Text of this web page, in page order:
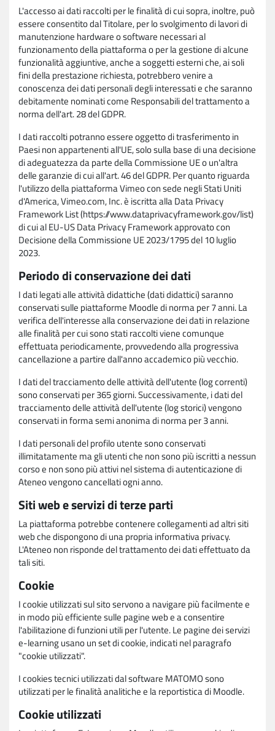
L'accesso ai dati raccolti per le finalità di cui sopra, inoltre, può
essere consentito dal Titolare, per lo svolgimento di lavori di
manutenzione hardware o software necessari al
funzionamento della piattaforma o per la gestione di alcune
funzionalità aggiuntive, anche a soggetti esterni che, ai soli
fini della prestazione richiesta, potrebbero venire a
conoscenza dei dati personali degli interessati e che saranno
debitamente nominati come Responsabili del trattamento a
norma dell'art. 28 del GDPR.
I dati raccolti potranno essere oggetto di trasferimento in
Paesi non appartenenti all'UE, solo sulla base di una decisione
di adeguatezza da parte della Commissione UE o un'altra
delle garanzie di cui all'art. 46 del GDPR. Per quanto riguarda
l'utilizzo della piattaforma Vimeo con sede negli Stati Uniti
d'America, Vimeo.com, Inc. è iscritta alla Data Privacy
Framework List (https://www.dataprivacyframework.gov/list)
di cui al EU-US Data Privacy Framework approvato con
Decisione della Commissione UE 2023/1795 del 10 luglio
2023.
Periodo di conservazione dei dati
I dati legati alle attività didattiche (dati didattici) saranno
conservati sulle piattaforme Moodle di norma per 7 anni. La
verifica dell'interesse alla conservazione dei dati in relazione
alle finalità per cui sono stati raccolti viene comunque
effettuata periodicamente, provvedendo alla progressiva
cancellazione a partire dall'anno accademico più vecchio.
I dati del tracciamento delle attività dell'utente (log correnti)
sono conservati per 365 giorni. Successivamente, i dati del
tracciamento delle attività dell'utente (log storici) vengono
conservati in forma semi anonima di norma per 3 anni.
I dati personali del profilo utente sono conservati
illimitatamente ma gli utenti che non sono più iscritti a nessun
corso e non sono più attivi nel sistema di autenticazione di
Ateneo vengono cancellati ogni anno.
Siti web e servizi di terze parti
La piattaforma potrebbe contenere collegamenti ad altri siti
web che dispongono di una propria informativa privacy.
L'Ateneo non risponde del trattamento dei dati effettuato da
tali siti.
Cookie
I cookie utilizzati sul sito servono a navigare più facilmente e
in modo più efficiente sulle pagine web e a consentire
l'abilitazione di funzioni utili per l'utente. Le pagine dei servizi
e-learning usano un set di cookie, indicati nel paragrafo
"cookie utilizzati".
I cookies tecnici utilizzati dal software MATOMO sono
utilizzati per le finalità analitiche e la reportistica di Moodle.
Cookie utilizzati